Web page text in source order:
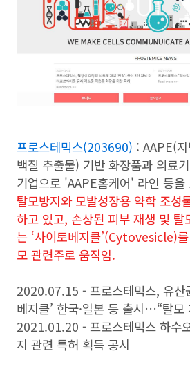
프로스테믹스(203690) : AAPE(
백질 추출물) 기반 화장품과 의료
기업으로 'AAPE홈케어' 라인 등을
탈모방지와 모발성장용 약학 조성
하고 있고, 손상된 피부 재생 및 탈
는 ‘사이토베지클’(Cytovesicle)
모 관련주로 움직임.
2020.07.15 - 프로스테믹스, 유산
베지클’ 한국·일본 등 출시…“탈모
2021.01.20 - 프로스테믹스 하수
지 관련 특허 획득 공시